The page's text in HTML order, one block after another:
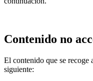
Contenido no
El contenido que se recoge
siguiente: